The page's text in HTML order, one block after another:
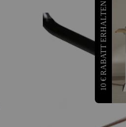
10 € RABATT ERHALTEN